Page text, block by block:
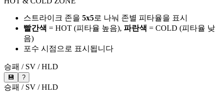
스트라이크 존을 5x5로 나눠 존별 피타율을 표시
빨간색 = HOT (피타율 높음), 파란색 = COLD (피타율 낮
음)
포수 시점으로 표시됩니다
승패 / SV / HLD
💾 ?
승패 / SV / HLD